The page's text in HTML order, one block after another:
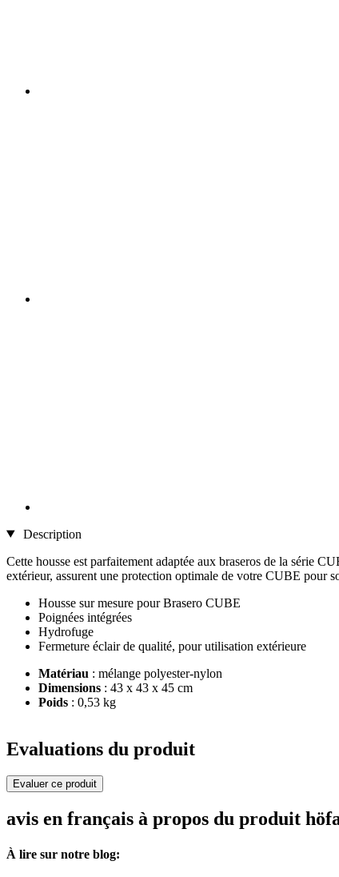
Description
Cette housse est parfaitement adaptée aux braseros de la série
extérieur, assurent une protection optimale de votre CUBE pour
Housse sur mesure pour Brasero CUBE
Poignées intégrées
Hydrofuge
Fermeture éclair de qualité, pour utilisation extérieure
Matériau : mélange polyester-nylon
Dimensions : 43 x 43 x 45 cm
Poids : 0,53 kg
Evaluations du produit
Evaluer ce produit
avis en français à propos du produit
À lire sur notre blog: